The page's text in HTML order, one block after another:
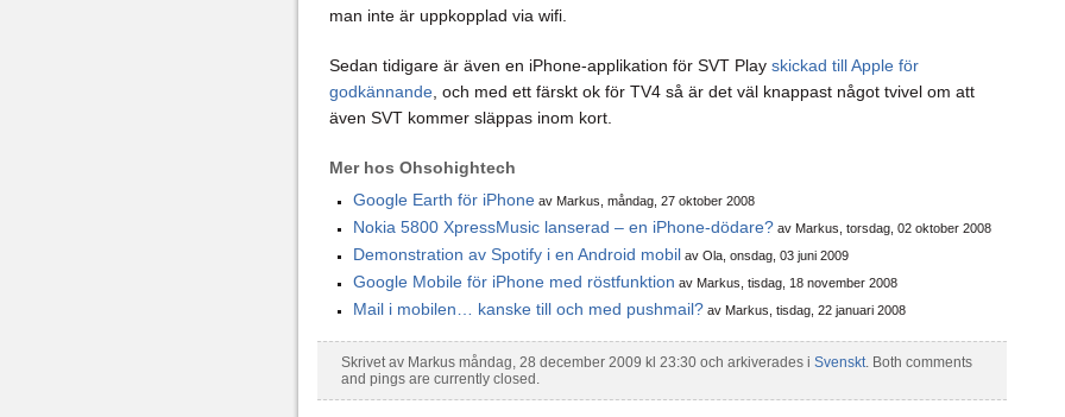
man inte är uppkopplad via wifi.
Sedan tidigare är även en iPhone-applikation för SVT Play skickad till Apple för
godkännande , och med ett färskt ok för TV4 så är det väl knappast något tvivel om att
även SVT kommer släppas inom kort.
Mer hos Ohsohightech
Google Earth för iPhone av Markus, måndag, 27 oktober 2008
Nokia 5800 XpressMusic lanserad – en iPhone-dödare? av Markus, torsdag, 02 oktober 2008
Demonstration av Spotify i en Android mobil av Ola, onsdag, 03 juni 2009
Google Mobile för iPhone med röstfunktion av Markus, tisdag, 18 november 2008
Mail i mobilen… kanske till och med pushmail? av Markus, tisdag, 22 januari 2008
Skrivet av Markus måndag, 28 december 2009 kl 23:30 och arkiverades i Svenskt. Both comments
and pings are currently closed.